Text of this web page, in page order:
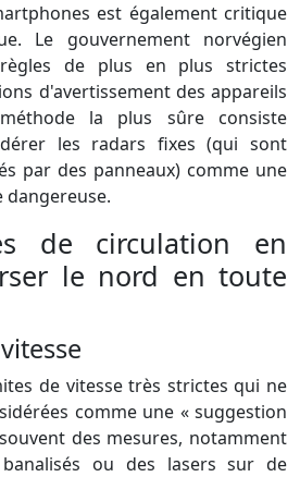
est également critique
Le gouvernement norvégien
de plus en plus strictes
d'avertissement des appareils
la plus sûre consiste
les radars fixes (qui sont
par des panneaux) comme une
dangereuse.
de circulation en
le nord en toute
de vitesse très strictes qui ne
comme une « suggestion
des mesures, notamment
ou des lasers sur de